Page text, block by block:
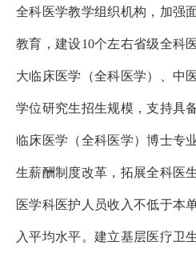
全科医学教学组织机构，加强
教育，建设10个左右省级全科
大临床医学（全科医学）、中
学位研究生招生规模，支持具
临床医学（全科医学）博士专
生薪酬制度改革，拓展全科医
医学科医护人员收入不低于本
入平均水平。建立基层医疗卫